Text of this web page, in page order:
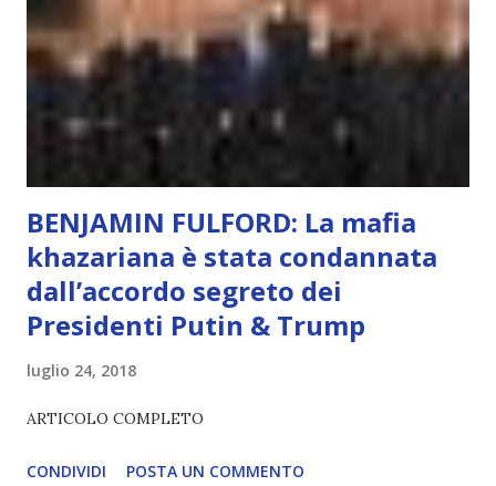
non può essere Coscienza. Può copiare, ma non può vivere
l’esperienza. Come diventerà ovvio Man mano che l’IA
diventerà sempre più avanzata (soprattutto tra il 2027 e il
2035), emergeranno situazioni che renderanno la differenza
lampante: L’IA sarà in gr...
BENJAMIN FULFORD: La mafia
khazariana è stata condannata
dall’accordo segreto dei
Presidenti Putin & Trump
luglio 24, 2018
ARTICOLO COMPLETO
CONDIVIDI
POSTA UN COMMENTO